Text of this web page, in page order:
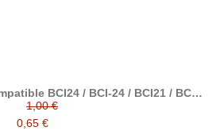
BCI24 / BCI-24 / BCI21 / BCI-
/ 0955B002 / 6881A002 / 6882A002
1,00 €
0,65 €